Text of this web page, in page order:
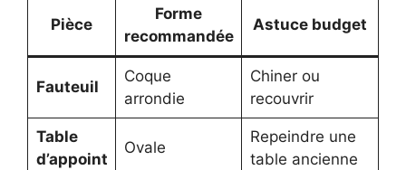
Pièce
Forme
recommandée
Astuce budget
Fauteuil
Coque
arrondie
Chiner ou
recouvrir
Table
d’appoint
Ovale
Repeindre une
table ancienne